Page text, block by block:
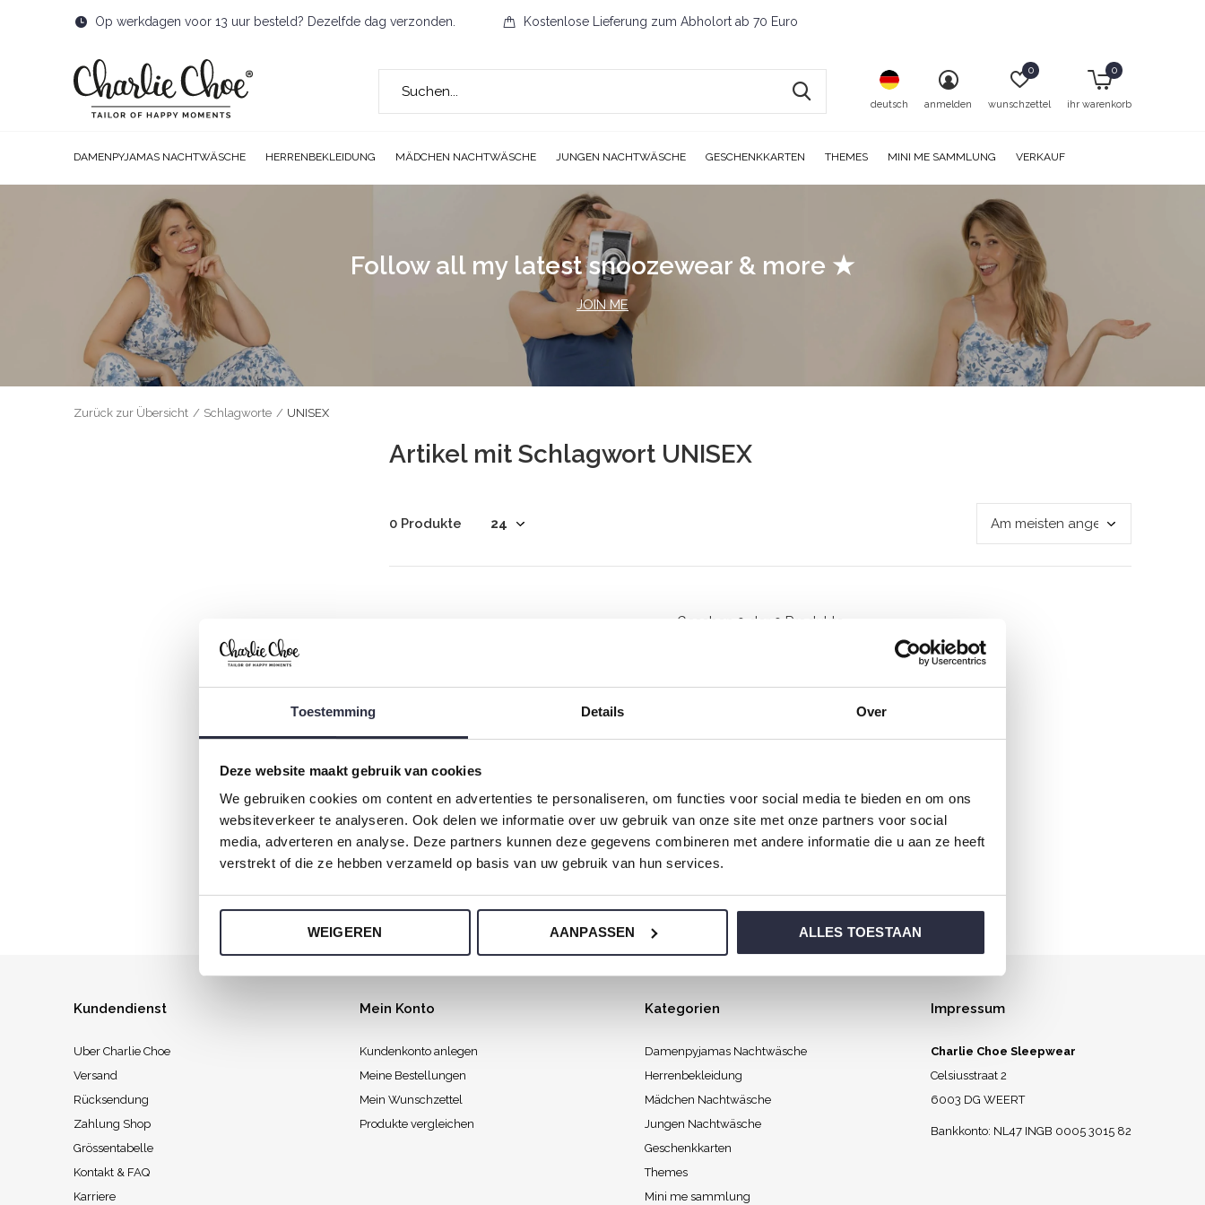
Toestemming Details Over
Deze website maakt gebruik van cookies
We gebruiken cookies om content en advertenties te personaliseren, om functies voor social media te bieden en om ons
websiteverkeer te analyseren. Ook delen we informatie over uw gebruik van onze site met onze partners voor social
media, adverteren en analyse. Deze partners kunnen deze gegevens combineren met andere informatie die u aan ze heeft
verstrekt of die ze hebben verzameld op basis van uw gebruik van hun services.
WEIGEREN AANPASSEN ALLES TOESTAAN
DAMENPYJAMAS NACHTWÄSCHE HERRENBEKLEIDUNG MÄDCHEN NACHTWÄSCHE JUNGEN NACHTWÄSCHE GESCHENKKARTEN THEMES MINI ME SAMMLUNG VERKAUF
deutsch anmelden wunschzettel
0
ihr warenkorb
0
Op werkdagen voor 13 uur besteld? Dezelfde dag verzonden. Kostenlose Lieferung zum Abholort ab 70 Euro
Follow all my latest snoozewear & more ★
JOIN ME
Zurück zur Übersicht Schlagworte UNISEX
Artikel mit Schlagwort UNISEX
0 Produkte
Gesehen 0 der 0 Produkte
Jeden Sonntagmorgen mit Liebe gemacht, damit Sie mit einem guten Gefühl aufwachen.
Kundendienst
Uber Charlie Choe
Versand
Rücksendung
Zahlung Shop
Grössentabelle
Kontakt & FAQ
Karriere
Mein Konto
Kundenkonto anlegen
Meine Bestellungen
Mein Wunschzettel
Produkte vergleichen
Kategorien
Damenpyjamas Nachtwäsche
Herrenbekleidung
Mädchen Nachtwäsche
Jungen Nachtwäsche
Geschenkkarten
Themes
Mini me sammlung
Impressum
Charlie Choe Sleepwear
Celsiusstraat 2
6003 DG WEERT
Bankkonto: NL47 INGB 0005 3015 82